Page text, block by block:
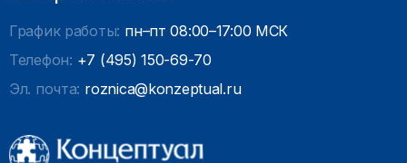
График работы: пн–пт 08:00–17:00 МСК
Телефон: +7 (495) 150-69-70
Эл. почта: roznica@konzeptual.ru